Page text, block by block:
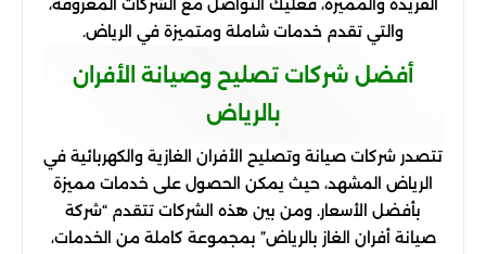
الفريدة والمميزة، فعليك التواصل مع الشركات المعروفة،
والتي تقدم خدمات شاملة ومتميزة في الرياض.
أفضل شركات تصليح وصيانة الأفران
بالرياض
تتصدر شركات صيانة وتصليح الأفران الغازية والكهربائية في
الرياض المشهد، حيث يمكن الحصول على خدمات مميزة
بأفضل الأسعار. ومن بين هذه الشركات تتقدم “شركة
صيانة أفران الغاز بالرياض” بمجموعة كاملة من الخدمات،